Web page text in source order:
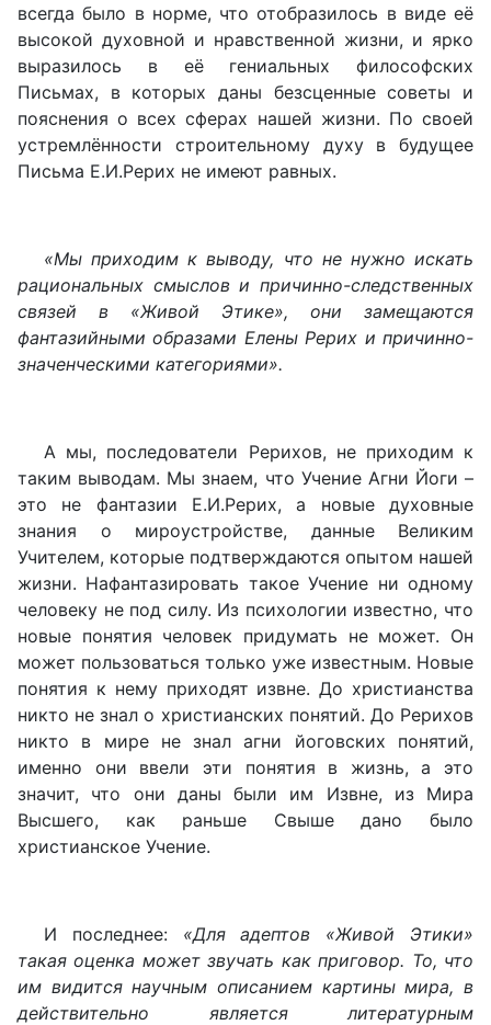
всегда было в норме, что отобразилось в виде её
высокой духовной и нравственной жизни, и ярко
выразилось в её гениальных философских
Письмах, в которых даны безсценные советы и
пояснения о всех сферах нашей жизни. По своей
устремлённости строительному духу в будущее
Письма Е.И.Рерих не имеют равных.
«Мы приходим к выводу, что не нужно искать
рациональных смыслов и причинно-следственных
связей в «Живой Этике», они замещаются
фантазийными образами Елены Рерих и причинно-
значенческими категориями».
А мы, последователи Рерихов, не приходим к
таким выводам. Мы знаем, что Учение Агни Йоги –
это не фантазии Е.И.Рерих, а новые духовные
знания о мироустройстве, данные Великим
Учителем, которые подтверждаются опытом нашей
жизни. Нафантазировать такое Учение ни одному
человеку не под силу. Из психологии известно, что
новые понятия человек придумать не может. Он
может пользоваться только уже известным. Новые
понятия к нему приходят извне. До христианства
никто не знал о христианских понятий. До Рерихов
никто в мире не знал агни йоговских понятий,
именно они ввели эти понятия в жизнь, а это
значит, что они даны были им Извне, из Мира
Высшего, как раньше Свыше дано было
христианское Учение.
И последнее: «Для адептов «Живой Этики»
такая оценка может звучать как приговор. То, что
им видится научным описанием картины мира, в
действительно является литературным